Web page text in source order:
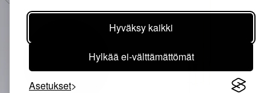
Hyväksy kaikki
Hylkää ei-välttämättömät
Asetukset